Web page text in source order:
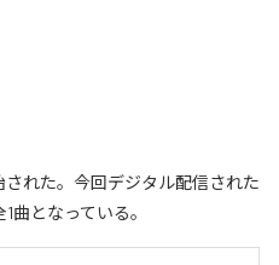
された。今回デジタル配信された
1曲となっている。